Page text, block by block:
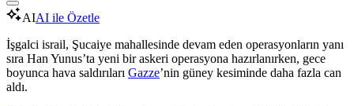
AIAI ile Özetle
İşgalci israil, Şucaiye mahallesinde devam eden operasyonların yanı
sıra Han Yunus’ta yeni bir askeri operasyona hazırlanırken, gece
boyunca hava saldırıları Gazze’nin güney kesiminde daha fazla can
aldı.